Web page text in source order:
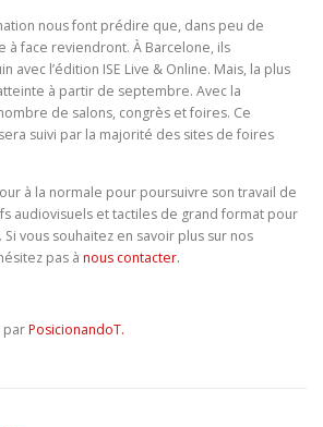
nous font prédire que, dans peu de
à face reviendront. À Barcelone, ils
avec l’édition ISE Live & Online. Mais, la plus
à partir de septembre. Avec la
de salons, congrès et foires. Ce
suivi par la majorité des sites de foires
à la normale pour poursuivre son travail de
audiovisuels et tactiles de grand format pour
vous souhaitez en savoir plus sur nos
pas à nous contacter.
parPosicionandoT.